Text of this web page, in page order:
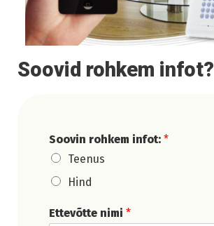
Soovid rohkem infot?
Soovin rohkem infot: *
Teenus
Hind
Ettevõtte nimi *